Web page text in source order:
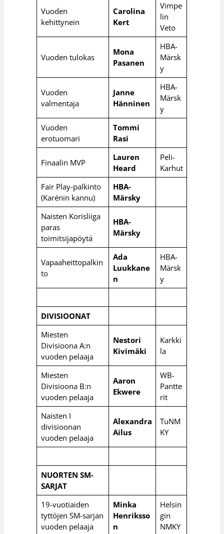
Vuoden
kehittynein
Carolina
Kert
Vimpe
lin
Veto
Vuoden tulokas
Mona
Pasanen
HBA-
Märsk
y
Vuoden
valmentaja
Janne
Hänninen
HBA-
Märsk
y
Vuoden
erotuomari
Tommi
Rasi
Finaalin MVP
Lauren
Heard
Peli-
Karhut
Fair Play-palkinto
(Karénin kannu)
HBA-
Märsky
Naisten Korisliiga
paras
toimitsijapöytä
HBA-
Märsky
Vapaaheittopalkin
to
Ada
Luukkane
n
HBA-
Märsk
y
DIVISIOONAT
Miesten
Divisioona A:n
vuoden pelaaja
Nestori
Kivimäki
Karkki
la
Miesten
Divisioona B:n
vuoden pelaaja
Aaron
Ekwere
WB-
Pantte
rit
Naisten I
divisioonan
vuoden pelaaja
Alexandra
Ailus
TuNM
KY
NUORTEN SM-
SARJAT
19-vuotiaiden
tyttöjen SM-sarjan
vuoden pelaaja
Minka
Henriksso
n
Helsin
gin
NMKY